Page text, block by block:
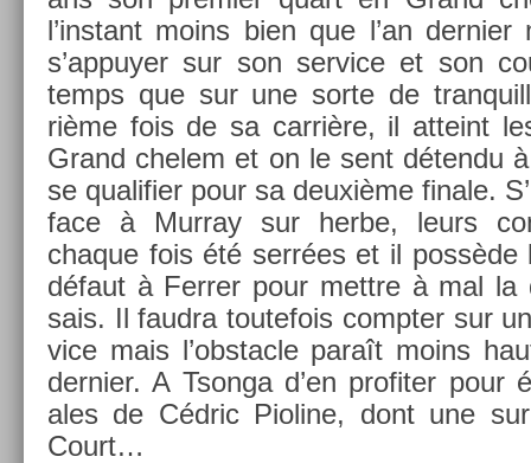
l’instant moins bien que l’an
s’ap­puy­er sur son ser­vice et son
temps que sur une sorte de
rième fois de sa carrière, il at­teint
Grand chelem et on le sent détendu
se qualifi­er pour sa deuxième fin­ale.
face à Mur­ray sur herbe, leurs
chaque fois été serrées et il possède
défaut à Ferr­er pour mettre à mal la
sais. Il faud­ra toutefois com­pt­er sur
vice mais l’obstac­le paraît moins
de­rni­er. A Tson­ga d’en pro­fit­er
ales de Cédric Pioline, dont une
Court…